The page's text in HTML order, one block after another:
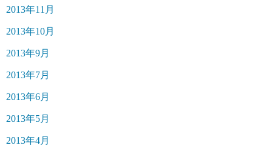
2013年11月
2013年10月
2013年9月
2013年7月
2013年6月
2013年5月
2013年4月